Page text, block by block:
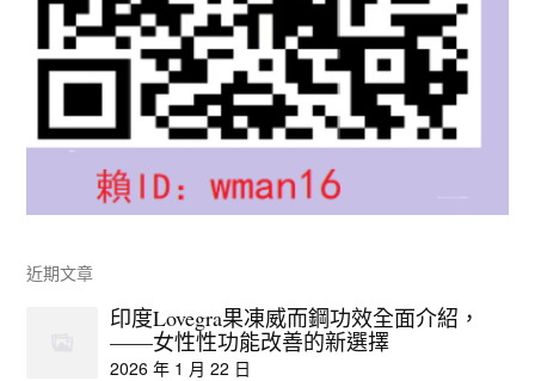
近期文章
印度Lovegra果凍威而鋼功效全面介紹，
——女性性功能改善的新選擇
2026 年 1 月 22 日